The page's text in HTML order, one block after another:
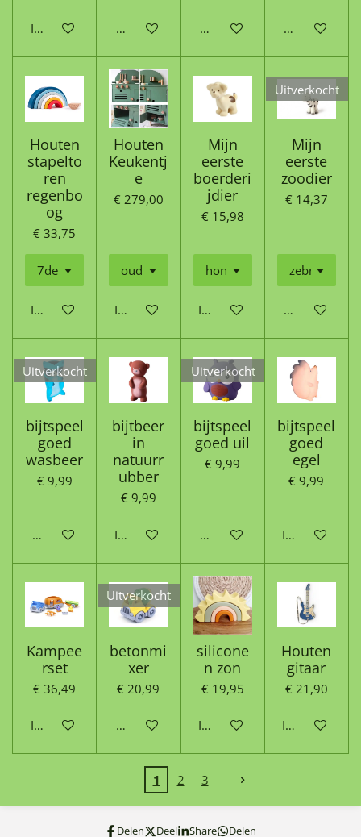
In winkelwagen Houd mij op de hoogteHoud mij op de hoogte
Houd mij op
Houten
stapelto
ren
regenbo
og
€ 33,75
In winkelwagen
Houten
Keukentj
e
€ 279,00
In winkelwagen
Mijn
eerste
boerderi
jdier
€ 15,98
In winkelwagen
Uitverkocht
Mijn
eerste
zoodier
€ 14,37
Houd mij op
Uitverkocht
bijtspeel
goed
wasbeer
€ 9,99
Houd mij op de hoogte
bijtbeer
in
natuurr
ubber
€ 9,99
In winkelwagen
Uitverkocht
bijtspeel
goed uil
€ 9,99
Houd mij op de hoogte
bijtspeel
goed
egel
€ 9,99
In
Kampee
rset
€ 36,49
In winkelwagen
Uitverkocht
betonmi
xer
€ 20,99
Houd mij op de hoogte
silicone
n zon
€ 19,95
In winkelwagen
Houten
gitaar
€ 21,90
In
1 2 3
Delen Deel Share Delen